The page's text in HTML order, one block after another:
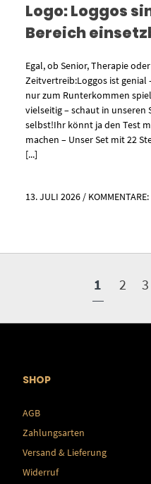
Logo: Loggos
Bereich
Egal, ob Senior, Therapie
Zeitvertreib:Loggos ist genial
nur zum Runterkommen
vielseitig – schaut in unseren
selbst!Ihr könnt ja den Test
machen – Unser Set mit 22
[...]
13. JULI 2026 /
1 2 3
SHOP
AGB
Zahlungsarten
Versand & Lieferung
Widerruf